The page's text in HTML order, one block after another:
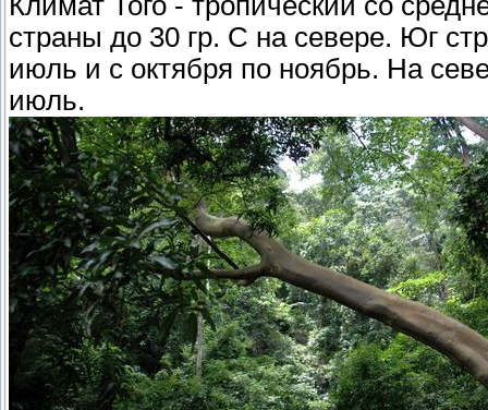
страны до 30 гр. С на севере. Юг
июль и с октября по ноябрь. На
июль.